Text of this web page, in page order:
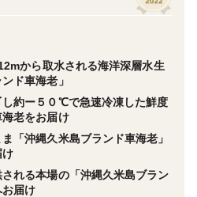
産量が日本一】
の海底約612mから取水される
米島ブランド車海老」
縄久米島。全国の生産量の約
から取水される海洋深層水生
ド車海老」
約ー５０℃で急速冷凍した鮮度
老をお届け
「沖縄久米島ブランド車海老」
け
れる本場の「沖縄久米島ブラン
お届け